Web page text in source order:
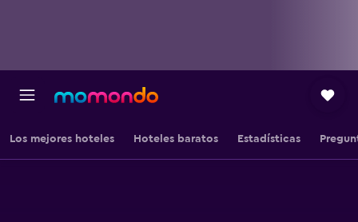
Los mejores hoteles Hoteles baratos Estadísticas